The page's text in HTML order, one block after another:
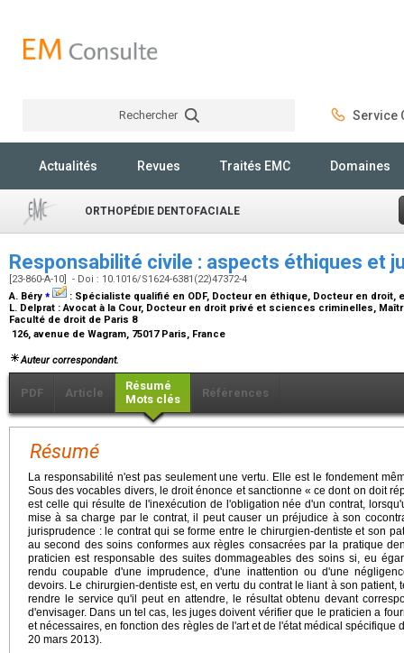
Rechercher Service
Actualités Revues Traités EMC Domaines
ORTHOPÉDIE DENTOFACIALE
Responsabilité civile : aspects éthiques et
[23-860-A-10] - Doi : 10.1016/S1624-6381(22)47372-4
A. Béry ⁎ : Spécialiste qualifié en ODF, Docteur en éthique, Docteur en droit,
L. Delprat :Avocat à la Cour, Docteur en droit privé et sciences criminelles,
Faculté de droit de Paris 8
126, avenue de Wagram, 75017 Paris, France
Auteur correspondant.
PDF Article
Résumé
Mots clés
Références
Résumé
La responsabilité n'est pas seulement une vertu. Elle est le fondement
Sous des vocables divers, le droit énonce et sanctionne « ce dont on doit
est celle qui résulte de l'inexécution de l'obligation née d'un contrat,
mise à sa charge par le contrat, il peut causer un préjudice à son
jurisprudence : le contrat qui se forme entre le chirurgien-dentiste et son
au second des soins conformes aux règles consacrées par la pratique
praticien est responsable des suites dommageables des soins si, eu
rendu coupable d'une imprudence, d'une inattention ou d'une
devoirs. Le chirurgien-dentiste est, en vertu du contrat le liant à son
rendre le service qu'il peut en attendre, le résultat obtenu devant
d'envisager. Dans un tel cas, les juges doivent vérifier que le praticien a
et nécessaires, en fonction des règles de l'art et de l'état médical spécifique
20 mars 2013).